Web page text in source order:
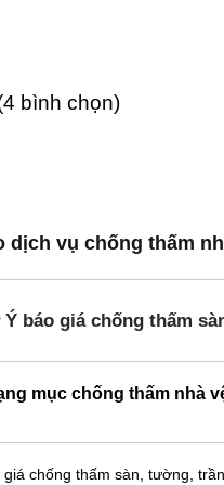
bình chọn)
dịch vụ chống thấm
Ý báo giá chống thấm
mục chống thấm nhà
chống thấm sàn, tường,